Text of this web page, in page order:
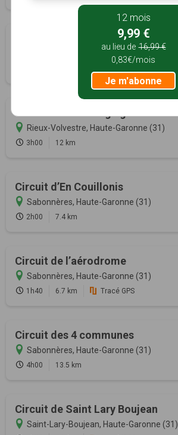
Le balcon des Pyrénées
Rieux-Volvestre, Haute-Garonne (31)
Cathédrale et village gaulois
Rieux-Volvestre, Haute-Garonne (31)
3h00 12 km
Circuit d’En Couillonis
Sabonnères, Haute-Garonne (31)
2h00 7.4 km
Circuit de l’aérodrome
Sabonnères, Haute-Garonne (31)
1h40 6.7 km Tracé GPS
Circuit des 4 communes
Sabonnères, Haute-Garonne (31)
4h00 13.5 km
Circuit de Saint Lary Boujean
Saint-Lary-Boujean, Haute-Garonne (31)
12 mois
9,99 €
au lieu de 16,99 €
0,83€/mois
Je m'abonne